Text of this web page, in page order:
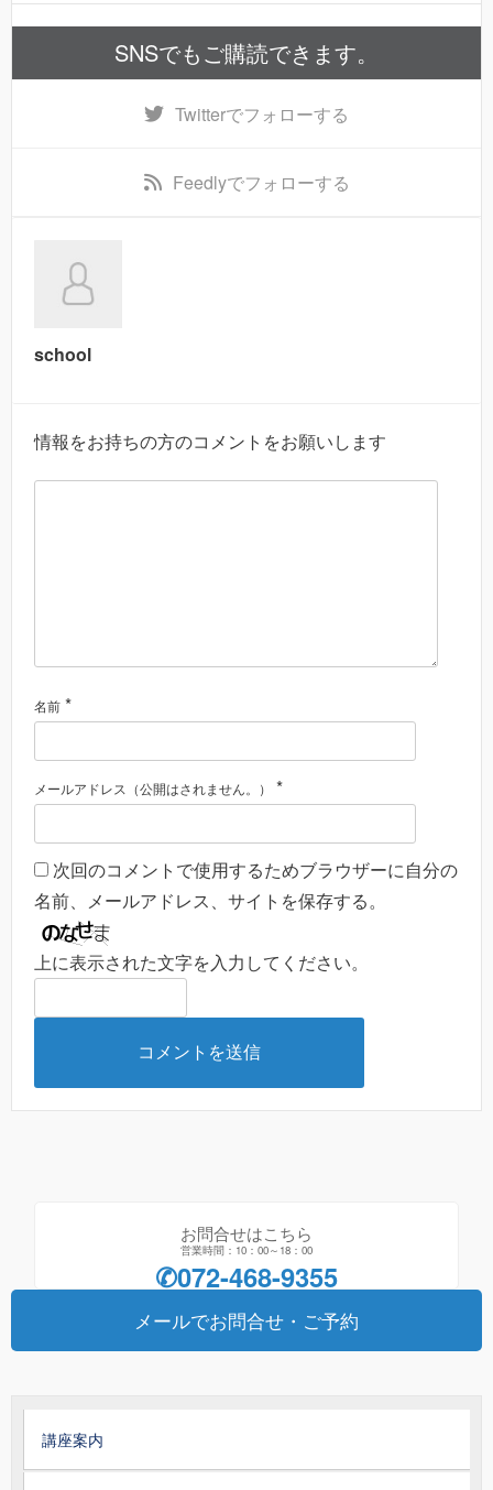
SNSでもご購読できます。
Twitterでフォローする
Feedlyでフォローする
school
情報をお持ちの方のコメントをお願いします
名前 *
メールアドレス（公開はされません。） *
次回のコメントで使用するためブラウザーに自分の
名前、メールアドレス、サイトを保存する。
上に表示された文字を入力してください。
お問合せはこちら
営業時間：10：00～18：00
✆072-468-9355
メールでお問合せ・ご予約
講座案内